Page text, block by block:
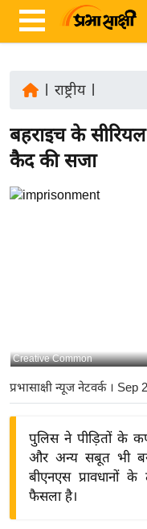
ज़ा
ख
र
ष्ट्री
बि
राष्ट्रीय|
बहराइच के
कैद की सजा
Creative Common
प्रभासाक्षी न्यूज नेटवर्क। Sep
पुलिस ने पीड़ितों के
और अन्य सबूत भी
बीएनएस प्रावधानों
फैसला है।